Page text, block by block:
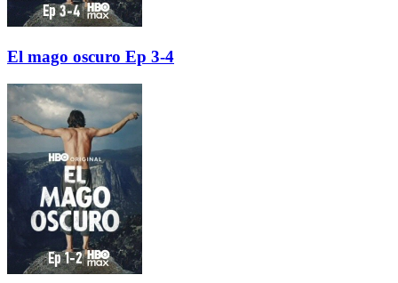
El mago oscuro Ep 3-4